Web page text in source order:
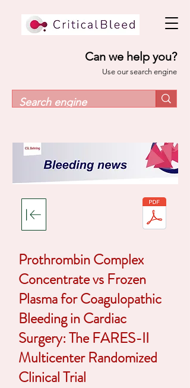
Can we help you?
Use our search engine
Prothrombin Complex
Concentrate vs Frozen
Plasma for Coagulopathic
Bleeding in Cardiac
Surgery: The FARES-II
Multicenter Randomized
Clinical Trial